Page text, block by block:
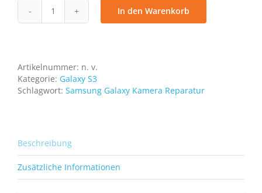
Samsung
Galaxy
Menge
In den Warenkorb
Artikelnummer: n. v.
Kategorie: Galaxy S3
Schlagwort: Samsung Galaxy Kamera Reparatur
Beschreibung
Zusätzliche Informationen